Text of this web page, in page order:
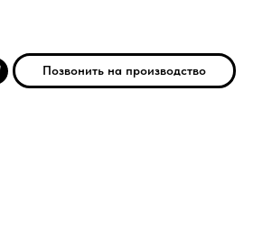
Позвонить на производство